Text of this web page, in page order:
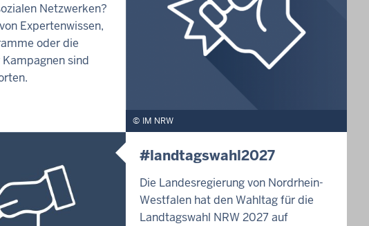
IM NRW
Netzwerken?
Expertenwissen,
oder die
sind
#landtagswahl2027
Die Landesregierung von Nordrhein-
Westfalen hat den Wahltag für die
Landtagswahl NRW 2027 auf